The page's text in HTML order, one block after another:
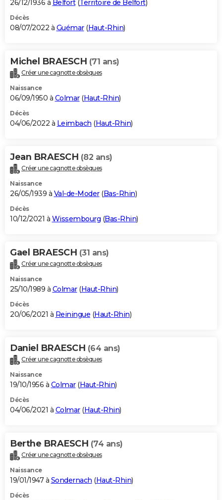
26/12/1936 à Belfort(Territoire de Belfort)
Décès
08/07/2022 à Guémar(Haut-Rhin)
Michel BRAESCH (71 ans)
Créer une cagnotte obsèques
Naissance
06/09/1950 à Colmar(Haut-Rhin)
Décès
04/06/2022 à Leimbach (Haut-Rhin)
Jean BRAESCH (82 ans)
Créer une cagnotte obsèques
Naissance
26/05/1939 à Val-de-Moder(Bas-Rhin)
Décès
10/12/2021 à Wissembourg (Bas-Rhin)
Gael BRAESCH (31 ans)
Créer une cagnotte obsèques
Naissance
25/10/1989 à Colmar(Haut-Rhin)
Décès
20/06/2021 à Reiningue (Haut-Rhin)
Daniel BRAESCH (64 ans)
Créer une cagnotte obsèques
Naissance
19/10/1956 à Colmar(Haut-Rhin)
Décès
04/06/2021 à Colmar(Haut-Rhin)
Berthe BRAESCH (74 ans)
Créer une cagnotte obsèques
Naissance
19/01/1947 à Sondernach (Haut-Rhin)
Décès